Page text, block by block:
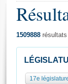
1509888
17e